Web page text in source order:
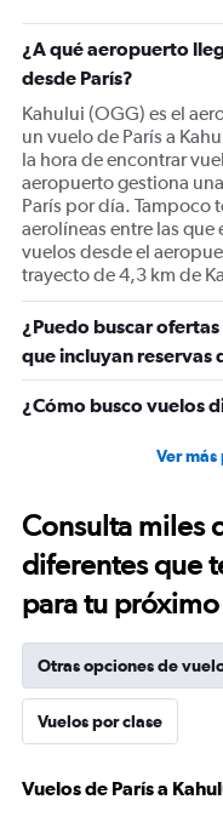
Y
axis
displaying
values.
Range:
0
to
2400.
¿A qué aeropuerto
desde París?
Kahului (OGG) es el
un vuelo de París a
la hora de encontrar
aeropuerto gestiona
París por día. Tampoco
aerolíneas entre las que
vuelos desde el
trayecto de 4,3 km de
¿Puedo buscar
que incluyan reservas
¿Cómo busco vuelos
Ver
Consulta miles
diferentes que
para tu
Otras opciones de
Vuelos por clase
Vuelos de París a